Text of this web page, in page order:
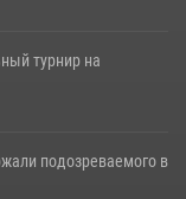
турнир на
подозреваемого в